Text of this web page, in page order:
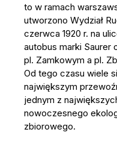
to w ramach
utworzono Wydział
czerwca 1920 r. na
autobus marki Saurer
pl. Zamkowym a pl.
Od tego czasu wiele
największym
jednym z
nowoczesnego
zbiorowego.